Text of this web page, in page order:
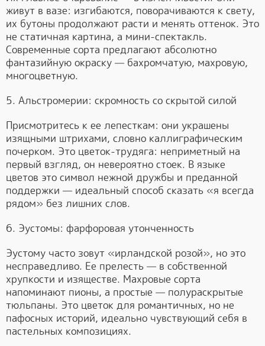
живут в вазе: изгибаются, поворачиваются к свету,
их бутоны продолжают расти и менять оттенок. Это
не статичная картина, а мини-спектакль.
Современные сорта предлагают абсолютно
фантазийную окраску — бахромчатую, махровую,
многоцветную.
5. Альстромерии: скромность со скрытой силой
Присмотритесь к ее лепесткам: они украшены
изящными штрихами, словно каллиграфическим
почерком. Это цветок-трудяга: неприметный на
первый взгляд, он невероятно стоек. В языке
цветов это символ нежной дружбы и преданной
поддержки — идеальный способ сказать «я всегда
рядом» без лишних слов.
6. Эустомы: фарфоровая утонченность
Эустому часто зовут «ирландской розой», но это
несправедливо. Ее прелесть — в собственной
хрупкости и изяществе. Махровые сорта
напоминают пионы, а простые — полураскрытые
тюльпаны. Это цветок для романтичных, но не
пафосных историй, идеально чувствующий себя в
пастельных композициях.